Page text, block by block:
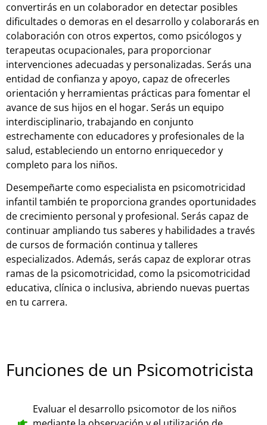
convertirás en un colaborador en detectar posibles
dificultades o demoras en el desarrollo y colaborarás en
colaboración con otros expertos, como psicólogos y
terapeutas ocupacionales, para proporcionar
intervenciones adecuadas y personalizadas. Serás una
entidad de confianza y apoyo, capaz de ofrecerles
orientación y herramientas prácticas para fomentar el
avance de sus hijos en el hogar. Serás un equipo
interdisciplinario, trabajando en conjunto
estrechamente con educadores y profesionales de la
salud, estableciendo un entorno enriquecedor y
completo para los niños.
Desempeñarte como especialista en psicomotricidad
infantil también te proporciona grandes oportunidades
de crecimiento personal y profesional. Serás capaz de
continuar ampliando tus saberes y habilidades a través
de cursos de formación continua y talleres
especializados. Además, serás capaz de explorar otras
ramas de la psicomotricidad, como la psicomotricidad
educativa, clínica o inclusiva, abriendo nuevas puertas
en tu carrera.
Funciones de un Psicomotricista
Evaluar el desarrollo psicomotor de los niños